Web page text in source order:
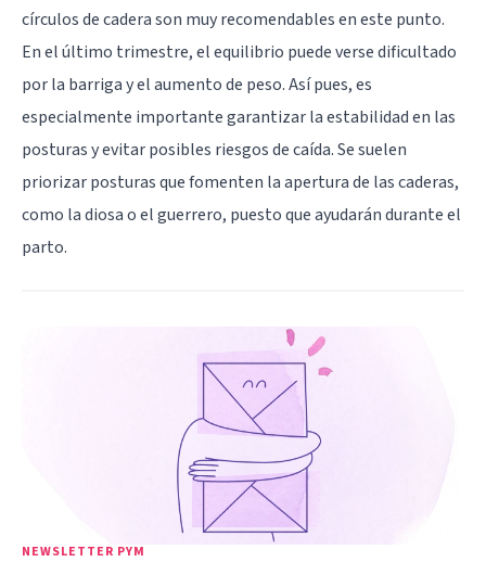
círculos de cadera son muy recomendables en este punto.
En el último trimestre, el equilibrio puede verse dificultado
por la barriga y el aumento de peso. Así pues, es
especialmente importante garantizar la estabilidad en las
posturas y evitar posibles riesgos de caída. Se suelen
priorizar posturas que fomenten la apertura de las caderas,
como la diosa o el guerrero, puesto que ayudarán durante el
parto.
NEWSLETTER PYM